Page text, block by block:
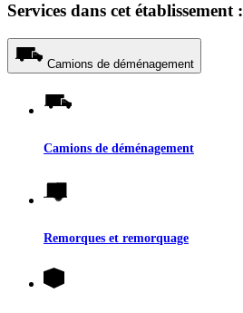
Services dans cet établissement :
Camions de déménagement
Camions de déménagement
Remorques et remorquage